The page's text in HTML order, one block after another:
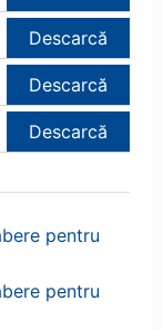
Descarcă
Descarcă
Descarcă
pentru
pentru